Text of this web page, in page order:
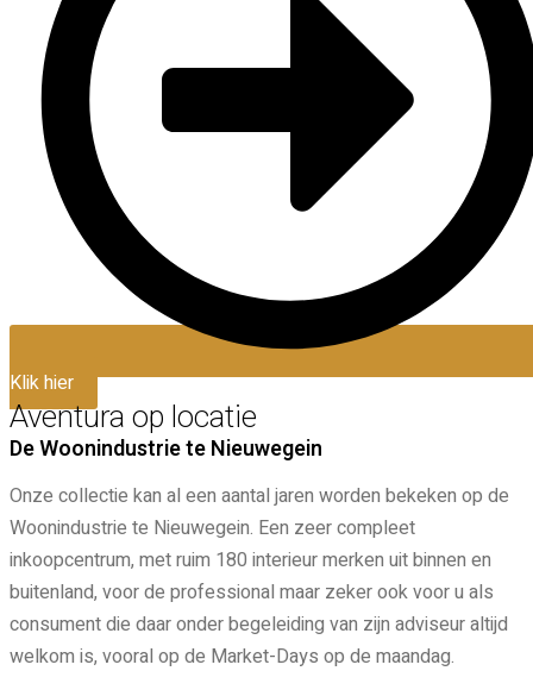
Klik hier
Aventura op locatie
De Woonindustrie te Nieuwegein
Onze collectie kan al een aantal jaren worden bekeken op de
Woonindustrie te Nieuwegein. Een zeer compleet
inkoopcentrum, met ruim 180 interieur merken uit binnen en
buitenland, voor de professional maar zeker ook voor u als
consument die daar onder begeleiding van zijn adviseur altijd
welkom is, vooral op de Market-Days op de maandag.